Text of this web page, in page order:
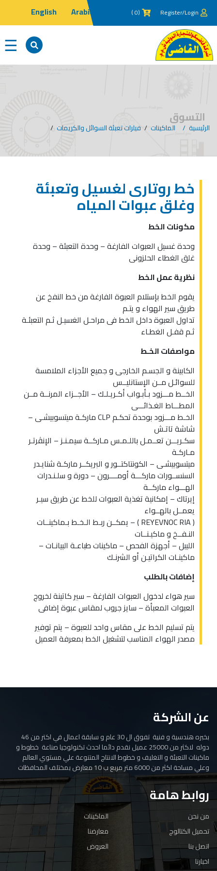
Register/Login
(0 )
Arabic
English
×
☰
التسوق
الرئيسية الماكينات / فيلرات تعبئة السوائل والكريمات /
خط روتارى لغسيل وتعبئة
وغلق عبوات المياه
مكونات الخط
وحدة غسيل العبوات الفارغة – وحدة التعبئة – وحدة
غلق الغطاء الحلزونى
نظرية عمل الخط
يقوم الخط بإستلام العبوة الفارغة من خط النفخ عن
طريق سير الهواء و يتـم
تداول العبوة داخل الخط فى مراحـل الغسيـل ثـم التعبئـة
ثـم قفـل الغطـاء
مواصفات الخـط
الكابينة و الجسـم الخارجى و جميع الأجزاء الملامسة
للسوائـل مــن الإستانليــس
الخــط مـــزود بـأبـواب أكـريـلـك – الأجــزاء المرنــة مــن
المطـــاط الغـذائـــى
الخـط مـــزود بوحدة تحكـم CLP ماركـة ميتسوبيشـى –
شاشة تاتـش
سكـريـــن تعــمـل باللـمـس مـاركــة سيمـنـز – الإنڤرتـر
مـاركـة
ميتسوبيشـى – الكونتاكتــور و البريكــر ماركـة شنايـدر
السنســورات ماركـــة أومــــرون – دورة و سلـنـدرات
الهـــواء ماركــة
إيرتاك – إمكانية تغذية العبوات للخط عن طريق سيـر
يعمــل بالهــواء
( REYEVNOC RIA ) – يمكــن ربـط الـخـط بـماكينــات
النـفــخ و ماكيـنــات
الليبل – أجهزة الفحص – ماكينات طباعـة البيانـات –
ماكينـات الكراتيـن أو الشرنـك
إضافات بالطلب
سير هواء لدخول العبوات الفارغة – سير كاتينة لخروج
العبوات المعبأة – سايز جروب لمقاس عبوة إضافى
يتم تسليم الخط على مقاس واحد للعبوة – يتم توفير
مصدر الهواء المناسب لتشغيل الخط بمعرفة العميل
عن الشركة
بخبره هندسية و فنية تفوق ال 30 عام و سابقة اعمال في اكتر من 46
دوله لاكثر من 25000 عميل نقدم دائما احدث تكنولوجيا صناعة خطوط و
ماكينات التعبئة و التغليف و خطوط الانتاج المتنوعة علي مستوي العالم
وعلي مساحة اكثر من 6000 متر مربع ب 10 معارض بمختلف المحافظات
روابط هامة
من نحن
الماكينات
تحميل الكتالوج
معارضنا
اتصل بنا
العروض
اخبارنا